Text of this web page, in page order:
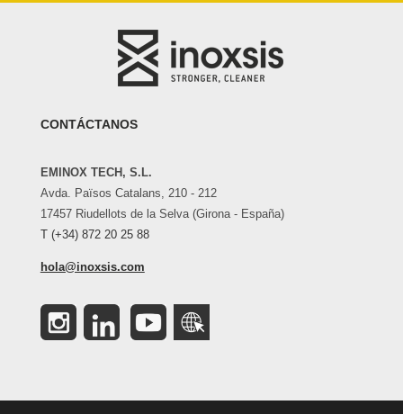
CONTÁCTANOS
EMINOX TECH, S.L.
Avda. Països Catalans, 210 - 212
17457 Riudellots de la Selva (Girona - España)
T (+34) 872 20 25 88
hola@inoxsis.com